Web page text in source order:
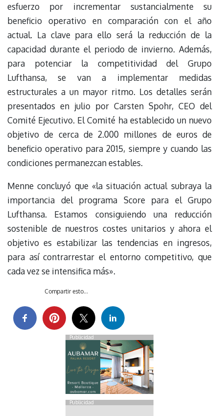
esfuerzo por incrementar sustancialmente su
beneficio operativo en comparación con el año
actual. La clave para ello será la reducción de la
capacidad durante el periodo de invierno. Además,
para potenciar la competitividad del Grupo
Lufthansa, se van a implementar medidas
estructurales a un mayor ritmo. Los detalles serán
presentados en julio por Carsten Spohr, CEO del
Comité Ejecutivo. El Comité ha establecido un nuevo
objetivo de cerca de 2.000 millones de euros de
beneficio operativo para 2015, siempre y cuando las
condiciones permanezcan estables.
Menne concluyó que «la situación actual subraya la
importancia del programa Score para el Grupo
Lufthansa. Estamos consiguiendo una reducción
sostenible de nuestros costes unitarios y ahora el
objetivo es estabilizar las tendencias en ingresos,
para así contrarrestar el entorno competitivo, que
cada vez se intensifica más».
Compartir esto...
Publicidad
Publicidad